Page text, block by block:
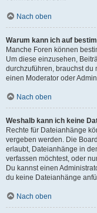
Nach oben
Warum kann ich auf
Manche Foren können
Um diese einzusehen,
durchzuführen, brauchst du
einen Moderator oder
Nach oben
Weshalb kann ich keine
Rechte für Dateianhänge
vergeben werden. Die
erlaubt, Dateianhänge in
verfassen möchtest, oder
Du kannst einen
du keine Dateianhänge
Nach oben